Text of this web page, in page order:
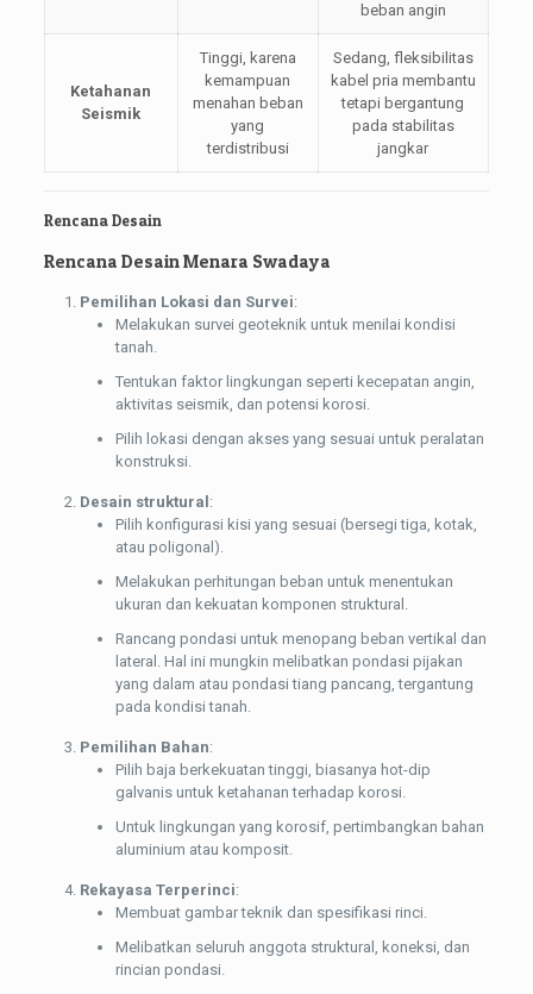
beban angin
Ketahanan
Seismik
Tinggi, karena
kemampuan
menahan beban
yang
terdistribusi
Sedang, fleksibilitas
kabel pria membantu
tetapi bergantung
pada stabilitas
jangkar
Rencana Desain
Rencana Desain Menara Swadaya
Pemilihan Lokasi dan Survei:
Melakukan survei geoteknik untuk menilai kondisi
tanah.
Tentukan faktor lingkungan seperti kecepatan angin,
aktivitas seismik, dan potensi korosi.
Pilih lokasi dengan akses yang sesuai untuk peralatan
konstruksi.
Desain struktural :
Pilih konfigurasi kisi yang sesuai (bersegi tiga, kotak,
atau poligonal).
Melakukan perhitungan beban untuk menentukan
ukuran dan kekuatan komponen struktural.
Rancang pondasi untuk menopang beban vertikal dan
lateral. Hal ini mungkin melibatkan pondasi pijakan
yang dalam atau pondasi tiang pancang, tergantung
pada kondisi tanah.
Pemilihan Bahan:
Pilih baja berkekuatan tinggi, biasanya hot-dip
galvanis untuk ketahanan terhadap korosi.
Untuk lingkungan yang korosif, pertimbangkan bahan
aluminium atau komposit.
Rekayasa Terperinci:
Membuat gambar teknik dan spesifikasi rinci.
Melibatkan seluruh anggota struktural, koneksi, dan
rincian pondasi.